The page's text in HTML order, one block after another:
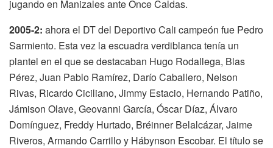
jugando en Manizales ante Once Caldas.
2005-2: ahora el DT del Deportivo Cali campeón fue Pedro
Sarmiento. Esta vez la escuadra verdiblanca tenía un
plantel en el que se destacaban Hugo Rodallega, Blas
Pérez, Juan Pablo Ramírez, Darío Caballero, Nelson
Rivas, Ricardo Ciciliano, Jimmy Estacio, Hernando Patiño,
Jámison Olave, Geovanni García, Óscar Díaz, Álvaro
Domínguez, Freddy Hurtado, Bréinner Belalcázar, Jaime
Riveros, Armando Carrillo y Hábynson Escobar. El título se